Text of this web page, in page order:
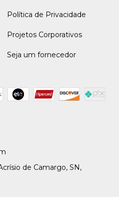
Política de Privacidade
Projetos Corporativos
Seja um fornecedor
de Camargo, SN,